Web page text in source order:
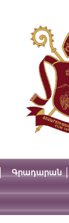
Գրադարան